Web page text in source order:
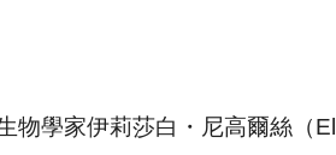
物學家伊莉莎白・尼高爾絲（